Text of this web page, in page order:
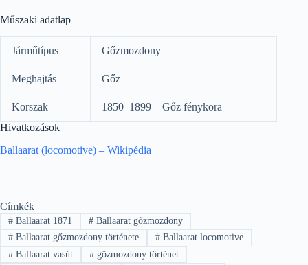
Műszaki adatlap
Járműtípus Gőzmozdony
Meghajtás Gőz
Korszak
1850–1899 – Gőz fénykora
Hivatkozások
Ballaarat (locomotive) – Wikipédia
Címkék
#Ballaarat 1871 #Ballaarat gőzmozdony
#Ballaarat gőzmozdony története #Ballaarat locomotive
#Ballaarat vasút #gőzmozdony történet